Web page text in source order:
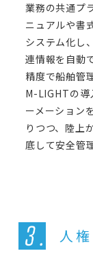
業務の共通プ
ニュアルや書
システム化し
連情報を自動
精度で船舶管
M-LIGHTの導
ーメーション
りつつ、陸上
底して安全管
人